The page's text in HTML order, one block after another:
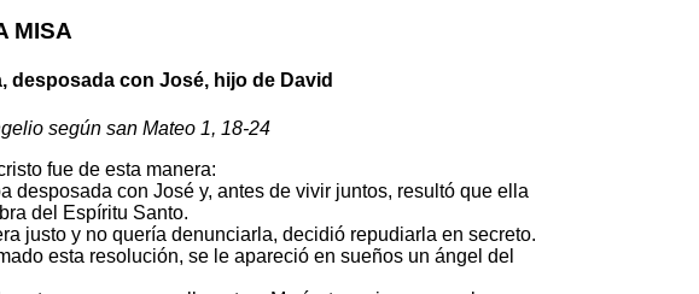
MISA
desposada con José, hijo de David
según san Mateo 1, 18-24
fue de esta manera:
desposada con José y, antes de vivir juntos, resultó que ella
del Espíritu Santo.
justo y no quería denunciarla, decidió repudiarla en secreto.
esta resolución, se le apareció en sueños un ángel del